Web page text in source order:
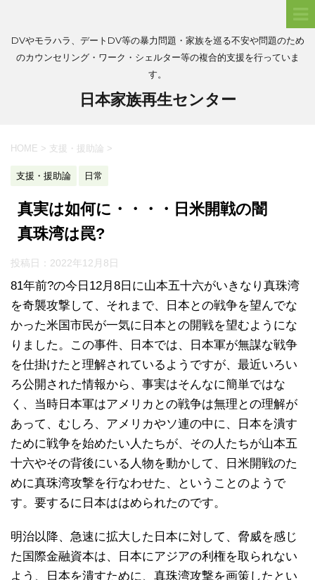
DVやモラハラ、デートDV等の暴力問題・家族を巡る不安や問題のため
のカウンセリング・ワーク・シェルター等の複合的支援を行っていま
す。
日本家族再生センター
HOME > 支援・援助論 >
支援・援助論 日常
真実は如何に・・・・日米開戦の闇
真珠湾は罠?
投稿日： 2022年12月8日
81年前?の今日12月8日に山本五十六がいきなり真珠湾
を奇襲攻撃して、それまで、日本との戦争を望んでな
かった米国市民が一気に日本との開戦を望むようにな
りました。この事件、日本では、日本軍が無謀な戦争
を仕掛けたと理解されているようですが、最近いろい
ろ公開された情報から、事実はそんなに簡単ではな
く、当時日本軍はアメリカとの戦争は無理との理解が
あって、むしろ、アメリカやソ連の中に、日本を潰す
ために戦争を始めたい人たちが、その人たちが山本五
十六やその背後にいる人物を動かして、日米開戦のた
めに真珠湾攻撃を行なわせた、ということのようで
す。要するに日本ははめられたのです。
明治以降、急速に拡大した日本に対して、脅威を感じ
た国際金融資本は、日本にアジアの利権を取られない
よう、日本を潰すために、真珠湾攻撃を画策したとい